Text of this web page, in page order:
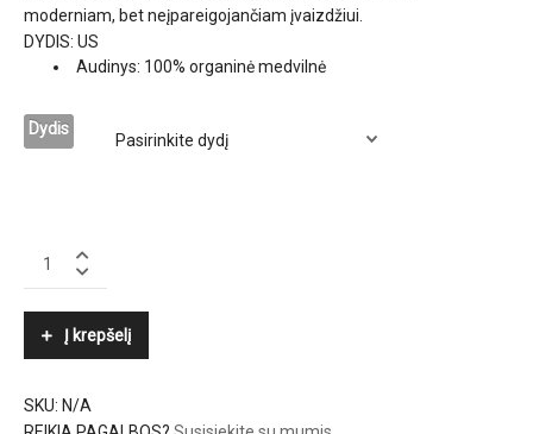
moderniam, bet neįpareigojančiam įvaizdžiui.
DYDIS: US
Audinys: 100% organinė medvilnė
Dydis
AGOLDE
quantity
Į krepšelį
SKU: N/A